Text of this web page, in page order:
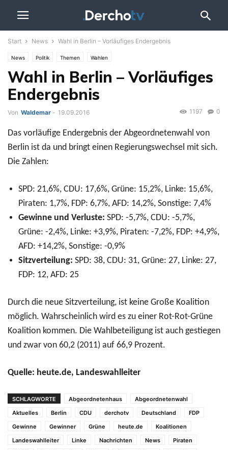
Start News Wahl in Berlin – Vorläufiges Endergebnis
News Politik Themen Wahlen
Wahl in Berlin – Vorläufiges
Endergebnis
Von Waldemar - 19.09.2016 0
1197
Das vorläufige Endergebnis der Abgeordnetenwahl von
Berlin ist da und bringt einen Regierungswechsel mit sich.
Die Zahlen:
SPD: 21,6%, CDU: 17,6%, Grüne: 15,2%, Linke: 15,6%,
Piraten: 1,7%, FDP: 6,7%, AFD: 14,2%, Sonstige: 7,4%
Gewinne und Verluste: SPD: -5,7%, CDU: -5,7%,
Grüne: -2,4%, Linke: +3,9%, Piraten: -7,2%, FDP: +4,9%,
AFD: +14,2%, Sonstige: -0,9%
Sitzverteilung: SPD: 38, CDU: 31, Grüne: 27, Linke: 27,
FDP: 12, AFD: 25
Durch die neue Sitzverteilung, ist keine Große Koalition
möglich. Wahrscheinlich wird es zu einer Rot-Rot-Grüne
Koalition kommen. Die Wahlbeteiligung ist auch gestiegen
und zwar von 60,2 (2011) auf 66,9 Prozent.
Quelle: heute.de, Landeswahlleiter
SCHLAGWORTE Abgeordnetenhaus
Abgeordnetenwahl
Aktuelles
Berlin CDU derchotv Deutschland
FDP
Gewinne
Gewinner Grüne heute.de
Koalitionen
Landeswahlleiter
Linke Nachrichten News
Piraten